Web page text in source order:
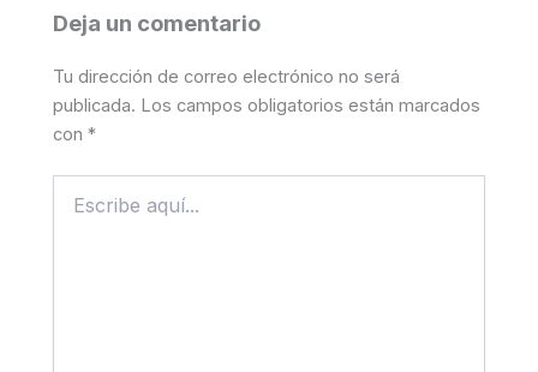
Deja un comentario
Tu dirección de correo electrónico no será
publicada. Los campos obligatorios están marcados
con*
aquí...